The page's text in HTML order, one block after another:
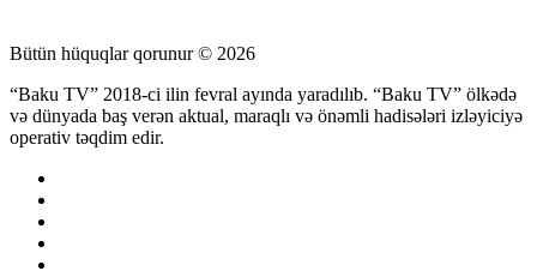
Bütün hüquqlar qorunur © 2026
“Baku TV” 2018-ci ilin fevral ayında yaradılıb. “Baku TV” ölkədə
və dünyada baş verən aktual, maraqlı və önəmli hadisələri izləyiciyə
operativ təqdim edir.